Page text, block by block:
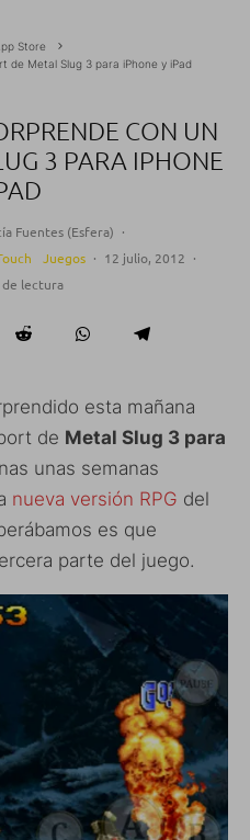
Store
de Metal Slug 3 para iPhone y iPad
CON UN
3 PARA IPHONE
Fuentes (Esfera) ·
Juegos · 12 julio, 2012 ·
lectura
esta mañana
de Metal Slug 3 para
unas semanas
nueva versión RPG del
es que
parte del juego.